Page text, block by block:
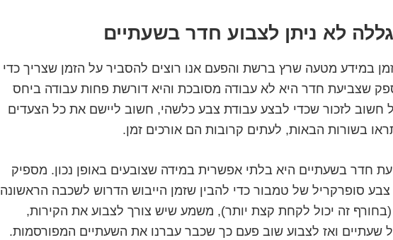
לא ניתן לצבוע חדר בשעתיים
במידע מטעה שרץ ברשת והפעם אנו רוצים להסביר על הזמן שצריך כדי
שצביעת חדר היא לא עבודה מסובכת והיא דורשת פחות עבודה ביחס
חשוב לזכור שכדי לבצע עבודת צבע כלשהי, חשוב ליישם את כל הצעדים
בשורות הבאות, לעתים קרובות הם אורכים זמן.
חדר בשעתיים היא בלתי אפשרית במידה שצובעים באופן נכון. מספיק
סופרקריל של טמבור כדי להבין שזמן הייבוש הדרוש לשכבה הראשונה
זה יכול לקחת קצת יותר), משמע שיש צורך לצבוע את הקירות,
שעתיים ואז לצבוע שוב פעם כך שכבר עברנו את השעתיים המפורסמות.